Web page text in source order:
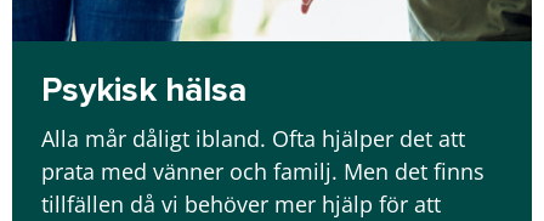
Psykisk hälsa
Alla mår dåligt ibland. Ofta hjälper det att
prata med vänner och familj. Men det finns
tillfällen då vi behöver mer hjälp för att